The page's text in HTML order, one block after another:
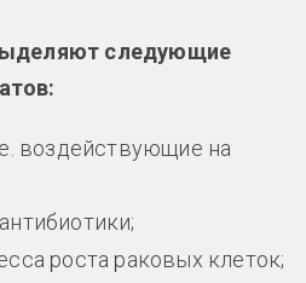
следующие
воздействующие на
роста раковых клеток;